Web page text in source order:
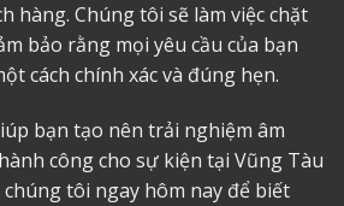
hàng. Chúng tôi sẽ làm việc chặt
bảo rằng mọi yêu cầu của bạn
cách chính xác và đúng hẹn.
bạn tạo nên trải nghiệm âm
công cho sự kiện tại Vũng Tàu
chúng tôi ngay hôm nay để biết